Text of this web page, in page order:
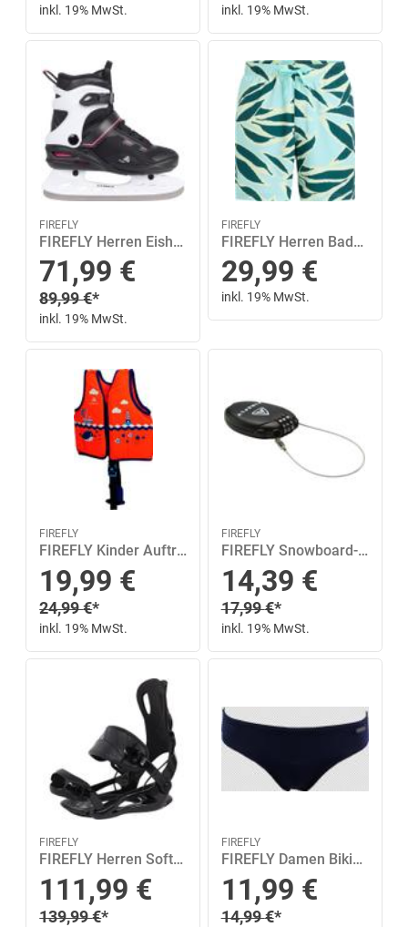
inkl. 19% MwSt. inkl. 19% MwSt.
FIREFLY
FIREFLY Herren Eishockeyschuhe Phoenix IV 42 in Schwarz
Sonderpreis
71,99 €
Regulärer Preis
89,99€*
inkl. 19% MwSt.
FIREFLY
FIREFLY Herren Badeshorts He.-Badeshorts Lucio M Painted Flowers L
29,99 €
inkl. 19% MwSt.
FIREFLY
FIREFLY Kinder Auftriebsweste XS in Blau
Sonderpreis
19,99 €
Regulärer Preis
24,99€*
inkl. 19% MwSt.
FIREFLY
FIREFLY Snowboard-Kabelschloss CL-009 1 in Schwarz
Sonderpreis
14,39 €
Regulärer Preis
17,99€*
inkl. 19% MwSt.
FIREFLY
FIREFLY Herren Softbindung FT 5 L in Schwarz
Sonderpreis
111,99 €
Regulärer Preis
139,99€*
FIREFLY
FIREFLY Damen Bikinihose -Hose Melly MM 44 in Blau
Sonderpreis
11,99 €
Regulärer Preis
14,99€*